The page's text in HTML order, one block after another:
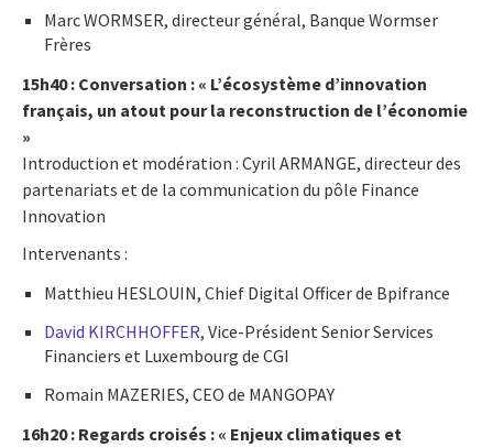
Marc WORMSER, directeur général, Banque Wormser
Frères
15h40 : Conversation : « L’écosystème d’innovation
français, un atout pour la reconstruction de l’économie
»
Introduction et modération : Cyril ARMANGE, directeur des
partenariats et de la communication du pôle Finance
Innovation
Intervenants :
Matthieu HESLOUIN, Chief Digital Officer de Bpifrance
David KIRCHHOFFER, Vice-Président Senior Services
Financiers et Luxembourg de CGI
Romain MAZERIES, CEO de MANGOPAY
16h20 : Regards croisés : « Enjeux climatiques et